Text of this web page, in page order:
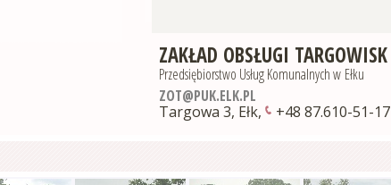
ZAKŁAD OBSŁUGI TARGOWISK
Przedsiębiorstwo Usług Komunalnych w Ełku
ZOT@PUK.ELK.PL
Targowa 3, Ełk, +48 87.610-51-17